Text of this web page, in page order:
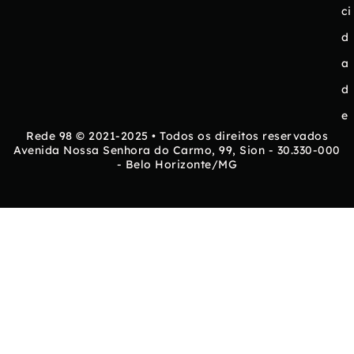
ci
d
a
d
e
Rede 98 © 2021-2025 • Todos os direitos reservados
Avenida Nossa Senhora do Carmo, 99, Sion - 30.330-000
- Belo Horizonte/MG